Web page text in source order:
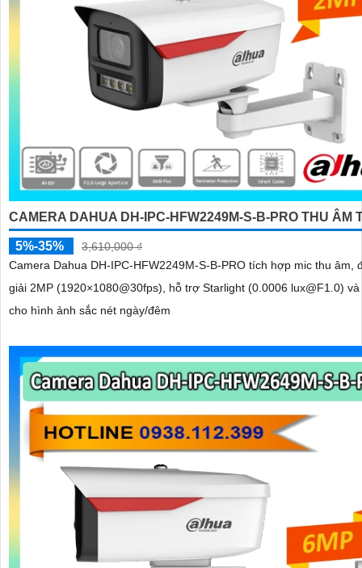
CAMERA DAHUA DH-IPC-HFW2249M-S-B-PRO THU ÂM
5%-35%
3,610,000 ₫
Camera Dahua DH-IPC-HFW2249M-S-B-PRO tích hợp mic thu âm,
giải 2MP (1920×1080@30fps), hỗ trợ Starlight (0.0006 lux@F1.0) và
cho hình ảnh sắc nét ngày/đêm